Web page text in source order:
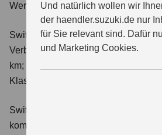
Und natürlich wollen wir
der haendler.suzuki.de nur
für Sie relevant sind. Dafür
und Marketing Cookies.
Wert der CO₂-Emission: 98 g/km;
Swift 1.2 DUALJET HYBRID
Verbrauchswerte: kombinierter
km; kombinierter Wert der CO₂-
Klasse: C.
Swift 1.2 DUALJET HYBRID Comfort
kombinierter Energieverbrauch 4,4 l/